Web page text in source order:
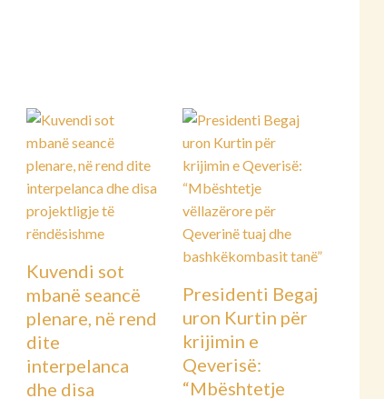
Kuvendi sot
mbanë seancë
plenare, në rend
dite
interpelanca
dhe disa
Presidenti Begaj
uron Kurtin për
krijimin e
Qeverisë:
“Mbështetje